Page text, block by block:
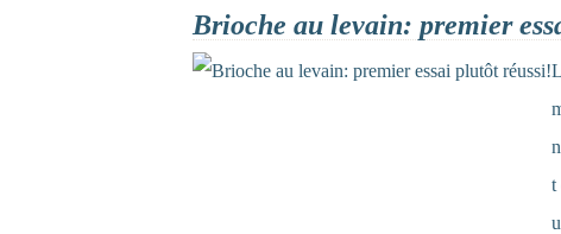
Brioche au levain: premier
t